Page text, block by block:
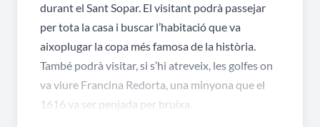
durant el Sant Sopar. El visitant podrà passejar
per tota la casa i buscar l’habitació que va
aixoplugar la copa més famosa de la història.
També podrà visitar, si s’hi atreveix, les golfes on
va viure Francina Redorta, una minyona que el
1616 va ser penjada per bruixa.